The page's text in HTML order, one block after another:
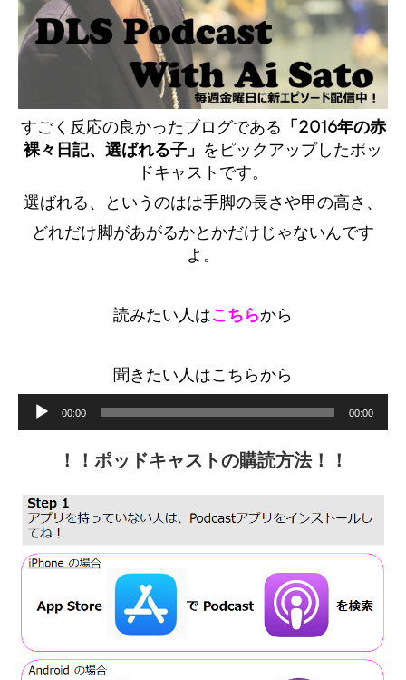
すごく反応の良かったブログである 「2016年の赤
裸々日記、選ばれる子」 をピックアップしたポッ
ドキャストです。
選ばれる、というのはは手脚の長さや甲の高さ、
どれだけ脚があがるかとかだけじゃないんです
よ。
読みたい人はこちらから
聞きたい人はこちらから
Audio
Player
00:00 00:00
！！ポッドキャストの購読方法！！